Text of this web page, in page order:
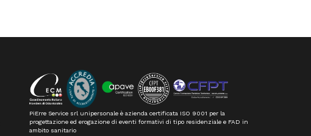
PiErre Service srl unipersonale è azienda certificata ISO 9001 per la
progettazione ed erogazione di eventi formativi di tipo residenziale e FAD in
ambito sanitario